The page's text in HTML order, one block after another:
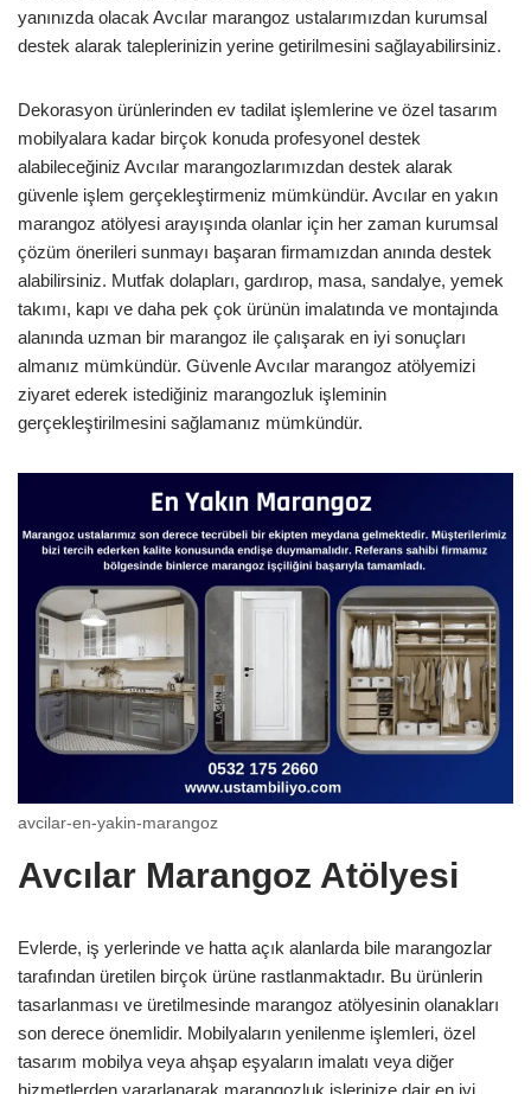
yanınızda olacak Avcılar marangoz ustalarımızdan kurumsal
destek alarak taleplerinizin yerine getirilmesini sağlayabilirsiniz.
Dekorasyon ürünlerinden ev tadilat işlemlerine ve özel tasarım
mobilyalara kadar birçok konuda profesyonel destek
alabileceğiniz Avcılar marangozlarımızdan destek alarak
güvenle işlem gerçekleştirmeniz mümkündür. Avcılar en yakın
marangoz atölyesi arayışında olanlar için her zaman kurumsal
çözüm önerileri sunmayı başaran firmamızdan anında destek
alabilirsiniz. Mutfak dolapları, gardırop, masa, sandalye, yemek
takımı, kapı ve daha pek çok ürünün imalatında ve montajında
alanında uzman bir marangoz ile çalışarak en iyi sonuçları
almanız mümkündür. Güvenle Avcılar marangoz atölyemizi
ziyaret ederek istediğiniz marangozluk işleminin
gerçekleştirilmesini sağlamanız mümkündür.
avcilar-en-yakin-marangoz
Avcılar Marangoz Atölyesi
Evlerde, iş yerlerinde ve hatta açık alanlarda bile marangozlar
tarafından üretilen birçok ürüne rastlanmaktadır. Bu ürünlerin
tasarlanması ve üretilmesinde marangoz atölyesinin olanakları
son derece önemlidir. Mobilyaların yenilenme işlemleri, özel
tasarım mobilya veya ahşap eşyaların imalatı veya diğer
hizmetlerden yararlanarak marangozluk işlerinize dair en iyi